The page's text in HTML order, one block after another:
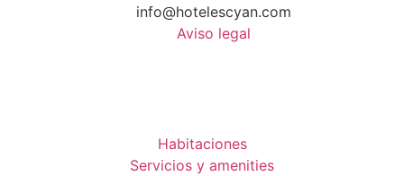
info@hotelescyan.com
Aviso legal
Habitaciones
Servicios y amenities